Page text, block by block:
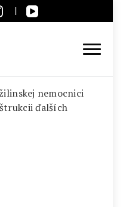
nemocnici
ďalších